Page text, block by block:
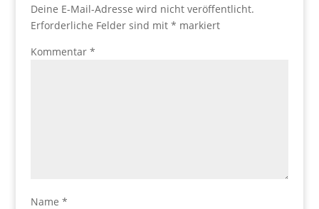
Deine E-Mail-Adresse wird nicht veröffentlicht.
Erforderliche Felder sind mit * markiert
Kommentar *
Name *